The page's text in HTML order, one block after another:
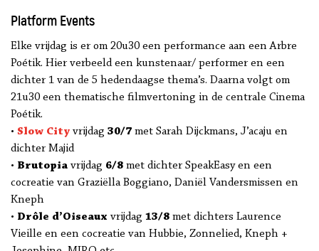
Platform Events
Elke vrijdag is er om 20u30 een performance aan een Arbre
Poétik. Hier verbeeld een kunstenaar/ performer en een
dichter 1 van de 5 hedendaagse thema’s. Daarna volgt om
21u30 een thematische filmvertoning in de centrale Cinema
Poétik.
• Slow City vrijdag 30/7 met Sarah Dijckmans, J’acaju en
dichter Majid
• Brutopia vrijdag 6/8 met dichter SpeakEasy en een
cocreatie van Graziëlla Boggiano, Daniël Vandersmissen en
Kneph
• Drôle d’Oiseaux vrijdag 13/8 met dichters Laurence
Vieille en een cocreatie van Hubbie, Zonnelied, Kneph +